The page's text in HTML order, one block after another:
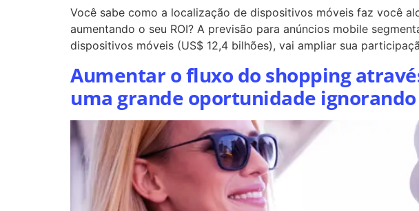
Você sabe como a localização de dispositivos móveis faz você
aumentando o seu ROI? A previsão para anúncios mobile
dispositivos móveis (US$ 12,4 bilhões), vai ampliar sua
Aumentar o fluxo do shopping
uma grande oportunidade ignorando